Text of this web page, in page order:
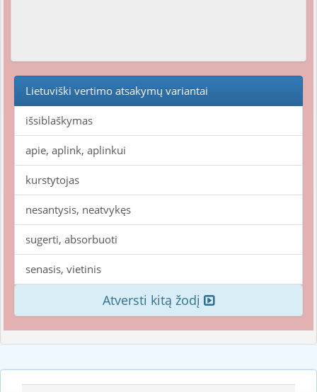
Lietuviški vertimo atsakymų variantai
išsiblaškymas
apie, aplink, aplinkui
kurstytojas
nesantysis, neatvykęs
sugerti, absorbuoti
senasis, vietinis
Atversti kitą žodį